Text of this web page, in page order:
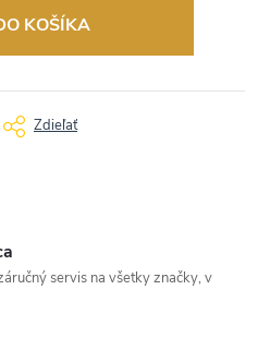
KOŠÍKA
Zdieľať
servis na všetky značky, v